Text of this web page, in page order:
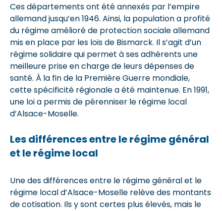
Ces départements ont été annexés par l’empire
allemand jusqu’en 1946. Ainsi, la population a profité
du régime amélioré de protection sociale allemand
mis en place par les lois de Bismarck. Il s’agit d’un
régime solidaire qui permet à ses adhérents une
meilleure prise en charge de leurs dépenses de
santé. À la fin de la Première Guerre mondiale,
cette spécificité régionale a été maintenue. En 1991,
une loi a permis de pérenniser le régime local
d’Alsace-Moselle.
Les différences entre le régime général
et le régime local
Une des différences entre le régime général et le
régime local d’Alsace-Moselle relève des montants
de cotisation. Ils y sont certes plus élevés, mais le